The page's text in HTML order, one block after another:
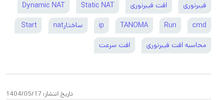
فیبرنوری افت فیبرنوری Static NAT
Dynamic NAT
cmd
Run
TANOMA
ip ساختارnat Start
محاسبه افت فیبرنوری افت سرعت
تاریخ انتشار: 1404/05/17